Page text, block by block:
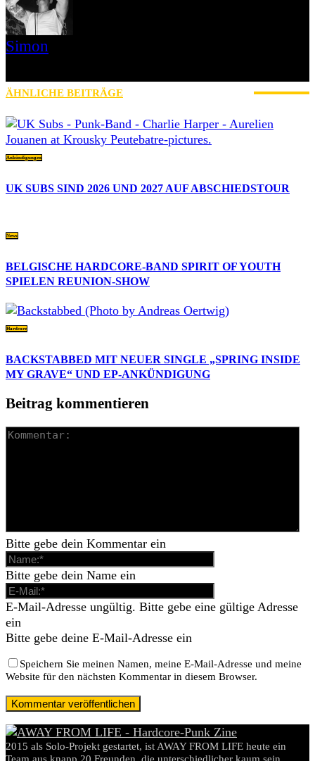
Simon
ÄHNLICHE BEITRÄGE
Ankündigungen
UK SUBS SIND 2026 UND 2027 AUF ABSCHIEDSTOUR
News
BELGISCHE HARDCORE-BAND SPIRIT OF YOUTH
SPIELEN REUNION-SHOW
Hardcore
BACKSTABBED MIT NEUER SINGLE „SPRING INSIDE
MY GRAVE“ UND EP-ANKÜNDIGUNG
Beitrag kommentieren
Bitte gebe dein Kommentar ein
Bitte gebe dein Name ein
E-Mail-Adresse ungültig. Bitte gebe eine gültige Adresse
ein
Bitte gebe deine E-Mail-Adresse ein
Speichern Sie meinen Namen, meine E-Mail-Adresse und meine
Website für den nächsten Kommentar in diesem Browser.
2015 als Solo-Projekt gestartet, ist AWAY FROM LIFE heute ein